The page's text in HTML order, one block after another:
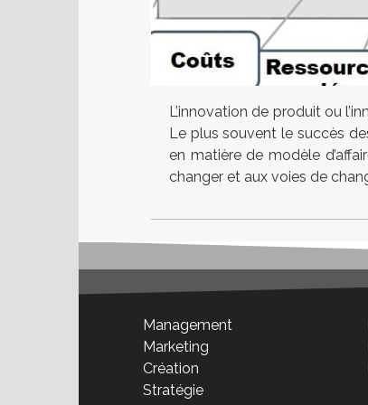
L’innovation de produit ou
Le plus souvent le succès
en matière de modèle
changer et aux voies de
Management
Marketing
Création
Stratégie